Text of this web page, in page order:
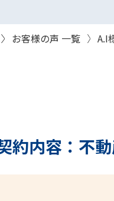
お客様の声 一覧 A.I
約内容：不